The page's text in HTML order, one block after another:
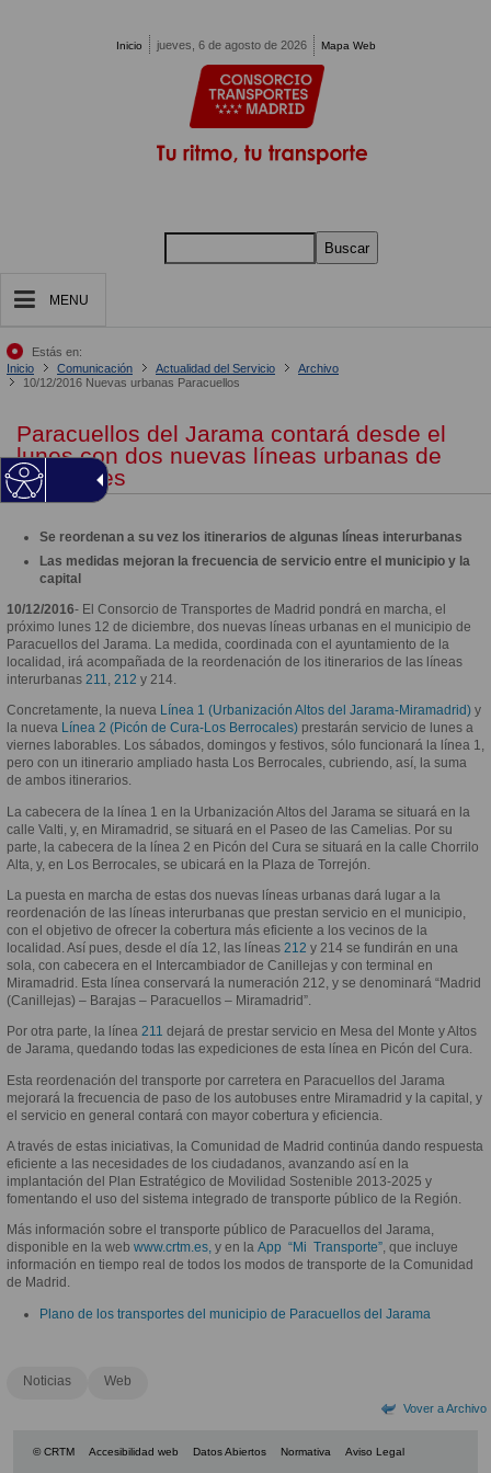
Inicio jueves, 6 de agosto de 2026 Mapa Web
Buscar
MENU
Estás en:
Inicio
Comunicación Actualidad del Servicio
Archivo
10/12/2016 Nuevas urbanas Paracuellos
Paracuellos del Jarama contará desde el
lunes con dos nuevas líneas urbanas de
autobuses
Se reordenan a su vez los itinerarios de algunas líneas interurbanas
Las medidas mejoran la frecuencia de servicio entre el municipio y la
capital
10/12/2016- El Consorcio de Transportes de Madrid pondrá en marcha, el
próximo lunes 12 de diciembre, dos nuevas líneas urbanas en el municipio de
Paracuellos del Jarama. La medida, coordinada con el ayuntamiento de la
localidad, irá acompañada de la reordenación de los itinerarios de las líneas
interurbanas 211, 212 y 214.
Concretamente, la nueva Línea 1 (Urbanización Altos del Jarama-Miramadrid) y
la nueva Línea 2 (Picón de Cura-Los Berrocales) prestarán servicio de lunes a
viernes laborables. Los sábados, domingos y festivos, sólo funcionará la línea 1,
pero con un itinerario ampliado hasta Los Berrocales, cubriendo, así, la suma
de ambos itinerarios.
La cabecera de la línea 1 en la Urbanización Altos del Jarama se situará en la
calle Valti, y, en Miramadrid, se situará en el Paseo de las Camelias. Por su
parte, la cabecera de la línea 2 en Picón del Cura se situará en la calle Chorrilo
Alta, y, en Los Berrocales, se ubicará en la Plaza de Torrejón.
La puesta en marcha de estas dos nuevas líneas urbanas dará lugar a la
reordenación de las líneas interurbanas que prestan servicio en el municipio,
con el objetivo de ofrecer la cobertura más eficiente a los vecinos de la
localidad. Así pues, desde el día 12, las líneas 212 y 214 se fundirán en una
sola, con cabecera en el Intercambiador de Canillejas y con terminal en
Miramadrid. Esta línea conservará la numeración 212, y se denominará “Madrid
(Canillejas) – Barajas – Paracuellos – Miramadrid”.
Por otra parte, la línea 211 dejará de prestar servicio en Mesa del Monte y Altos
de Jarama, quedando todas las expediciones de esta línea en Picón del Cura.
Esta reordenación del transporte por carretera en Paracuellos del Jarama
mejorará la frecuencia de paso de los autobuses entre Miramadrid y la capital, y
el servicio en general contará con mayor cobertura y eficiencia.
A través de estas iniciativas, la Comunidad de Madrid continúa dando respuesta
eficiente a las necesidades de los ciudadanos, avanzando así en la
implantación del Plan Estratégico de Movilidad Sostenible 2013-2025 y
fomentando el uso del sistema integrado de transporte público de la Región.
Más información sobre el transporte público de Paracuellos del Jarama,
disponible en la web www.crtm.es, y en la App “Mi Transporte”, que incluye
información en tiempo real de todos los modos de transporte de la Comunidad
de Madrid.
Plano de los transportes del municipio de Paracuellos del Jarama
Noticias Web
Vover a Archivo
© CRTM Accesibilidad web Datos Abiertos Normativa Aviso Legal